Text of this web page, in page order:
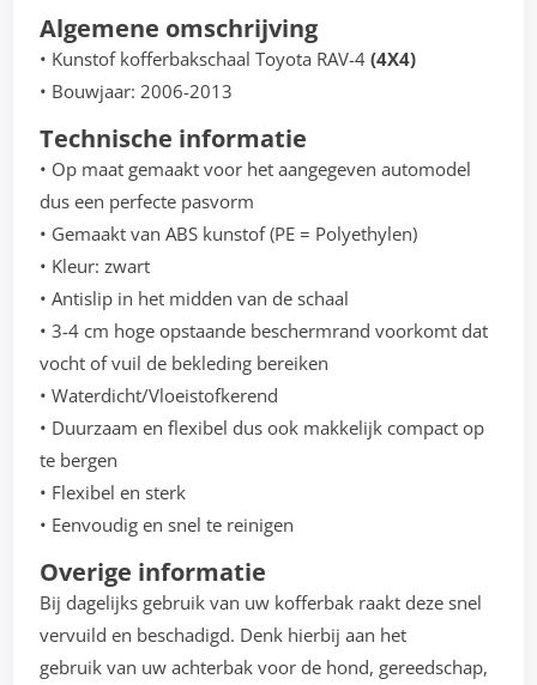
Algemene omschrijving
• Kunstof kofferbakschaal Toyota RAV-4(4X4)
• Bouwjaar: 2006-2013
Technische informatie
• Op maat gemaakt voor het aangegeven automodel
dus een perfecte pasvorm
• Gemaakt van ABS kunstof (PE = Polyethylen)
• Kleur: zwart
• Antislip in het midden van de schaal
• 3-4 cm hoge opstaande beschermrand voorkomt dat
vocht of vuil de bekleding bereiken
• Waterdicht/Vloeistofkerend
• Duurzaam en flexibel dus ook makkelijk compact op
te bergen
• Flexibel en sterk
• Eenvoudig en snel te reinigen
Overige informatie
Bij dagelijks gebruik van uw kofferbak raakt deze snel
vervuild en beschadigd. Denk hierbij aan het
gebruik van uw achterbak voor de hond, gereedschap,